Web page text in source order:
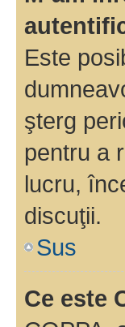
Este
şterg
pentru a
lucru,
discuţii.
Sus
Ce este